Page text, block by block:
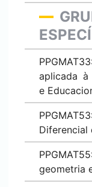
aplicada à
e
Diferencial
geometria